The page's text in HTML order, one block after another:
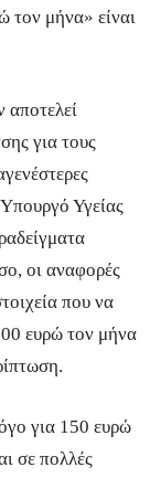
τον μήνα» είναι
για τους
Υγείας
οι αναφορές
που να
ευρώ τον μήνα
για 150 ευρώ
σε πολλές